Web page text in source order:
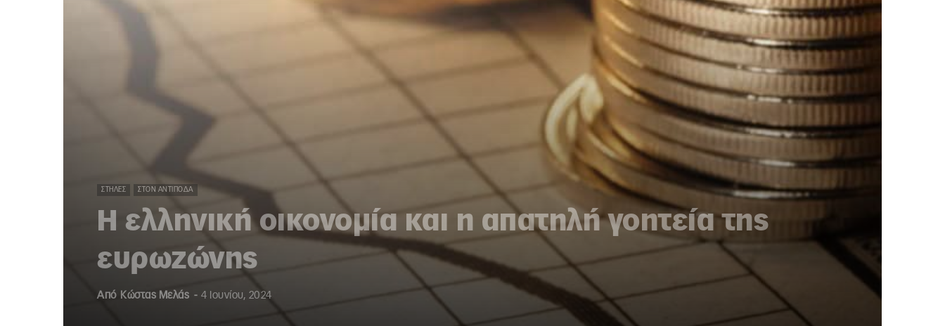
ΣΤΉΛΕΣ ΣΤΟΝ ΑΝΤΊΠΟΔΑ
Η ελληνική οικονομία και η απατηλή γοητεία της
ευρωζώνης
Από Κώστας Μελάς - 4 Ιουνίου, 2024